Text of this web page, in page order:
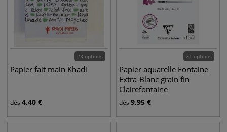
23 options
Papier fait main Khadi
dès 4,40 €
21 options
Papier aquarelle Fontaine
Extra-Blanc grain fin
Clairefontaine
dès 9,95 €